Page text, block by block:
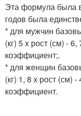
Эта формула была
годов была
* для мужчин
(кг) 5 x рост (см) -
коэффициент;.
* для женщин
(кг) 1, 8 x рост (см)
коэффициент.